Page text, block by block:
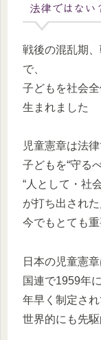
法律ではない
戦後の混乱期
で、
子どもを社会
生まれました
児童憲章は法
子どもを“守る
“人として・社
が打ち出され
今でもとても
日本の児童憲
国連で1959年
年早く制定され
世界的にも先